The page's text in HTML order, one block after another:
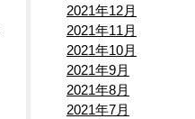
2021年12月
2021年11月
2021年10月
2021年9月
2021年8月
2021年7月